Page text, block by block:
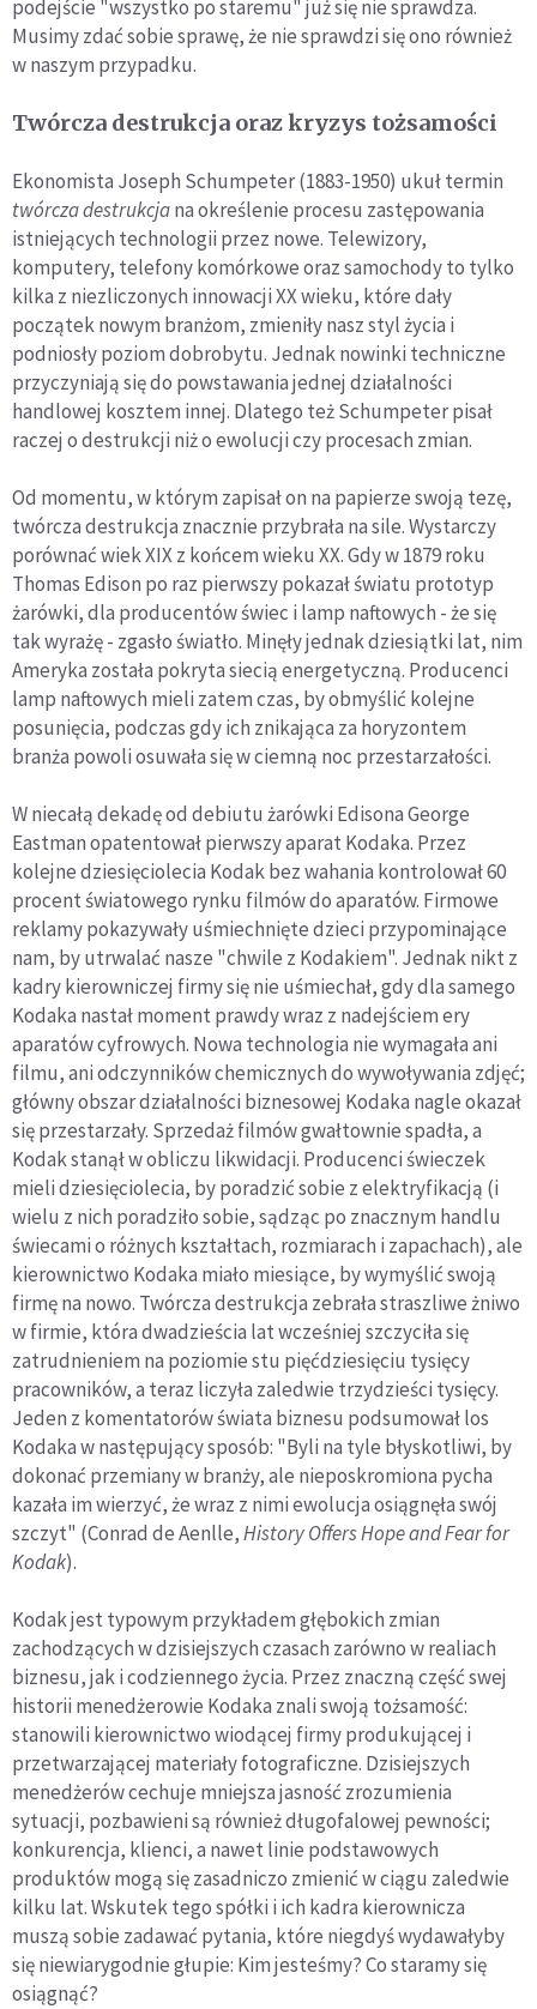
podejście "wszystko po staremu" już się nie sprawdza.
Musimy zdać sobie sprawę, że nie sprawdzi się ono również
w naszym przypadku.
Twórcza destrukcja oraz kryzys tożsamości
Ekonomista Joseph Schumpeter (1883-1950) ukuł termin
twórcza destrukcjana określenie procesu zastępowania
istniejących technologii przez nowe. Telewizory,
komputery, telefony komórkowe oraz samochody to tylko
kilka z niezliczonych innowacji XX wieku, które dały
początek nowym branżom, zmieniły nasz styl życia i
podniosły poziom dobrobytu. Jednak nowinki techniczne
przyczyniają się do powstawania jednej działalności
handlowej kosztem innej. Dlatego też Schumpeter pisał
raczej o destrukcji niż o ewolucji czy procesach zmian.
Od momentu, w którym zapisał on na papierze swoją tezę,
twórcza destrukcja znacznie przybrała na sile. Wystarczy
porównać wiek XIX z końcem wieku XX. Gdy w 1879 roku
Thomas Edison po raz pierwszy pokazał światu prototyp
żarówki, dla producentów świec i lamp naftowych - że się
tak wyrażę - zgasło światło. Minęły jednak dziesiątki lat, nim
Ameryka została pokryta siecią energetyczną. Producenci
lamp naftowych mieli zatem czas, by obmyślić kolejne
posunięcia, podczas gdy ich znikająca za horyzontem
branża powoli osuwała się w ciemną noc przestarzałości.
W niecałą dekadę od debiutu żarówki Edisona George
Eastman opatentował pierwszy aparat Kodaka. Przez
kolejne dziesięciolecia Kodak bez wahania kontrolował 60
procent światowego rynku filmów do aparatów. Firmowe
reklamy pokazywały uśmiechnięte dzieci przypominające
nam, by utrwalać nasze "chwile z Kodakiem". Jednak nikt z
kadry kierowniczej firmy się nie uśmiechał, gdy dla samego
Kodaka nastał moment prawdy wraz z nadejściem ery
aparatów cyfrowych. Nowa technologia nie wymagała ani
filmu, ani odczynników chemicznych do wywoływania zdjęć;
główny obszar działalności biznesowej Kodaka nagle okazał
się przestarzały. Sprzedaż filmów gwałtownie spadła, a
Kodak stanął w obliczu likwidacji. Producenci świeczek
mieli dziesięciolecia, by poradzić sobie z elektryfikacją (i
wielu z nich poradziło sobie, sądząc po znacznym handlu
świecami o różnych kształtach, rozmiarach i zapachach), ale
kierownictwo Kodaka miało miesiące, by wymyślić swoją
firmę na nowo. Twórcza destrukcja zebrała straszliwe żniwo
w firmie, która dwadzieścia lat wcześniej szczyciła się
zatrudnieniem na poziomie stu pięćdziesięciu tysięcy
pracowników, a teraz liczyła zaledwie trzydzieści tysięcy.
Jeden z komentatorów świata biznesu podsumował los
Kodaka w następujący sposób: "Byli na tyle błyskotliwi, by
dokonać przemiany w branży, ale nieposkromiona pycha
kazała im wierzyć, że wraz z nimi ewolucja osiągnęła swój
szczyt" (Conrad de Aenlle,History Offers Hope and Fear for
Kodak).
Kodak jest typowym przykładem głębokich zmian
zachodzących w dzisiejszych czasach zarówno w realiach
biznesu, jak i codziennego życia. Przez znaczną część swej
historii menedżerowie Kodaka znali swoją tożsamość:
stanowili kierownictwo wiodącej firmy produkującej i
przetwarzającej materiały fotograficzne. Dzisiejszych
menedżerów cechuje mniejsza jasność zrozumienia
sytuacji, pozbawieni są również długofalowej pewności;
konkurencja, klienci, a nawet linie podstawowych
produktów mogą się zasadniczo zmienić w ciągu zaledwie
kilku lat. Wskutek tego spółki i ich kadra kierownicza
muszą sobie zadawać pytania, które niegdyś wydawałyby
się niewiarygodnie głupie: Kim jesteśmy? Co staramy się
osiągnąć?